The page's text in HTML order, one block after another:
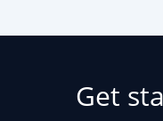
Get